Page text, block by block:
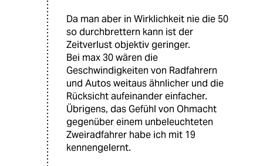
Da man aber in Wirklichkeit nie die 50
so durchbrettern kann ist der
Zeitverlust objektiv geringer.
Bei max 30 wären die
Geschwindigkeiten von Radfahrern
und Autos weitaus ähnlicher und die
Rücksicht aufeinander einfacher.
Übrigens, das Gefühl von Ohmacht
gegenüber einem unbeleuchteten
Zweiradfahrer habe ich mit 19
kennengelernt.